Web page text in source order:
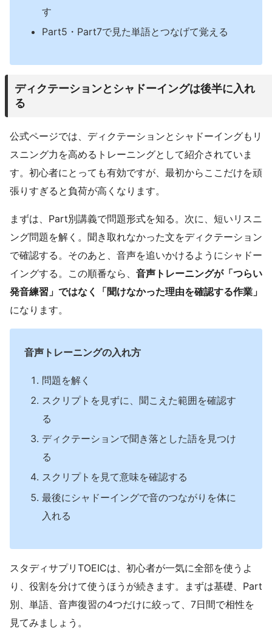
す
Part5・Part7で見た単語とつなげて覚える
ディクテーションとシャドーイングは後半に入れ
る
公式ページでは、ディクテーションとシャドーイングもリ
スニング力を高めるトレーニングとして紹介されていま
す。初心者にとっても有効ですが、最初からここだけを頑
張りすぎると負荷が高くなります。
まずは、Part別講義で問題形式を知る。次に、短いリスニ
ング問題を解く。聞き取れなかった文をディクテーション
で確認する。そのあと、音声を追いかけるようにシャドー
イングする。この順番なら、 音声トレーニングが「つらい
発音練習」ではなく「聞けなかった理由を確認する作業」
になります。
音声トレーニングの入れ方
問題を解く
スクリプトを見ずに、聞こえた範囲を確認す
る
ディクテーションで聞き落とした語を見つけ
る
スクリプトを見て意味を確認する
最後にシャドーイングで音のつながりを体に
入れる
スタディサプリTOEICは、初心者が一気に全部を使うよ
り、役割を分けて使うほうが続きます。まずは基礎、Part
別、単語、音声復習の4つだけに絞って、7日間で相性を
見てみましょう。